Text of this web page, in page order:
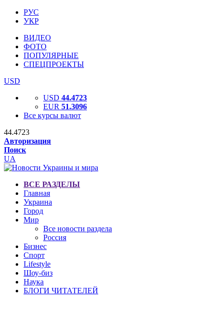
РУС
УКР
ВИДЕО
ФОТО
ПОПУЛЯРНЫЕ
СПЕЦПРОЕКТЫ
USD
USD 44.4723
EUR 51.3096
Все курсы валют
44.4723
Авторизация
Поиск
UA
ВСЕ РАЗДЕЛЫ
Главная
Украина
Город
Мир
Все новости раздела
Россия
Бизнес
Спорт
Lifestyle
Шоу-биз
Наука
БЛОГИ ЧИТАТЕЛЕЙ